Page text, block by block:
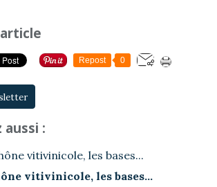
Repost 0
aussi :
vitivinicole, les bases...